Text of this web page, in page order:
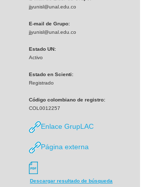
jjyunisl@unal.edu.co
E-mail de Grupo:
jjyunisl@unal.edu.co
Estado UN:
Activo
Estado en Scienti:
Registrado
Código colombiano de registro:
COL0012257
Enlace GrupLAC
Página externa
Descargar resultado de búsqueda